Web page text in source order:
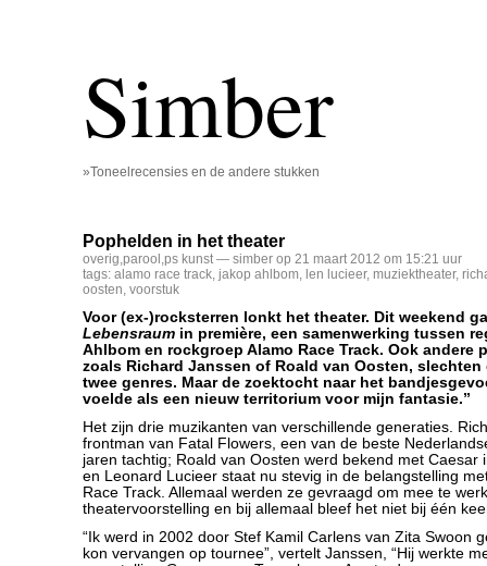
Simber
»Toneelrecensies en de andere stukken
Pophelden in het theater
overig,parool ,ps kunst— simber op 21 maart 2012 om 15:21 uur
tags: alamo race track, jakop ahlbom, len lucieer, muziektheater,
oosten, voorstuk
Voor (ex-)rocksterren lonkt het theater. Dit weekend
Lebensraum in première, een samenwerking tussen
Ahlbom en rockgroep Alamo Race Track. Ook andere
zoals Richard Janssen of Roald van Oosten,
twee genres. Maar de zoektocht naar het
voelde als een nieuw territorium voor mijn fantasie.”
Het zijn drie muzikanten van verschillende generaties.
frontman van Fatal Flowers, een van de beste
jaren tachtig; Roald van Oosten werd bekend met Caesar
en Leonard Lucieer staat nu stevig in de belangstelling
Race Track. Allemaal werden ze gevraagd om mee te
theatervoorstelling en bij allemaal bleef het niet bij één
“Ik werd in 2002 door Stef Kamil Carlens van Zita Swoon
kon vervangen op tournee”, vertelt Janssen, “Hij werkte